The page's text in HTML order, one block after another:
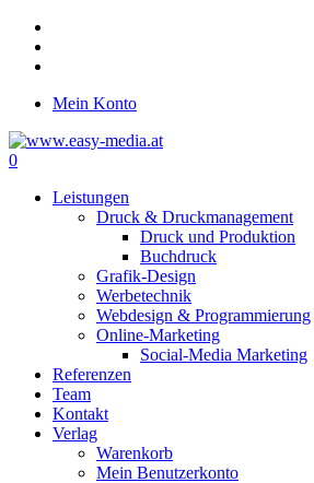
Skip
main
Mein Konto
0
Leistungen
Druck & Druckmanagement
Druck und Produktion
Buchdruck
Grafik-Design
Werbetechnik
Webdesign & Programmierung
Online-Marketing
Social-Media Marketing
Referenzen
Team
Kontakt
Verlag
Warenkorb
Mein Benutzerkonto